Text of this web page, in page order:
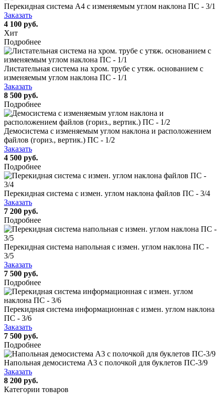
Перекидная система А4 c изменяемым углом наклона ПС - 3/1
Заказать
4 100 руб.
Хит
Подробнее
Листательная система на хром. трубе с утяж. основанием с
изменяемым углом наклона ПС - 1/1
Заказать
8 500 руб.
Подробнее
Демосистема с изменяемым углом наклона и расположением
файлов (гориз., вертик.) ПС - 1/2
Заказать
4 500 руб.
Подробнее
Перекидная система с измен. углом наклона файлов ПС - 3/4
Заказать
7 200 руб.
Подробнее
Перекидная система напольная с измен. углом наклона ПС -
3/5
Заказать
7 500 руб.
Подробнее
Перекидная система информационная с измен. углом наклона
ПС - 3/6
Заказать
7 500 руб.
Подробнее
Напольная демосистема А3 с полочкой для буклетов ПС-3/9
Заказать
8 200 руб.
Категории товаров